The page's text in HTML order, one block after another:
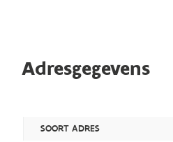
Adresgegevens
SOORT ADRES